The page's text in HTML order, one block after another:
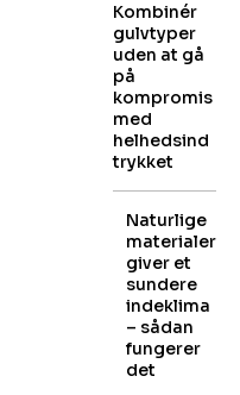
Kombinér
gulvtyper
uden at gå
på
kompromis
med
helhedsind
trykket
Naturlige
materialer
giver et
sundere
indeklima
– sådan
fungerer
det